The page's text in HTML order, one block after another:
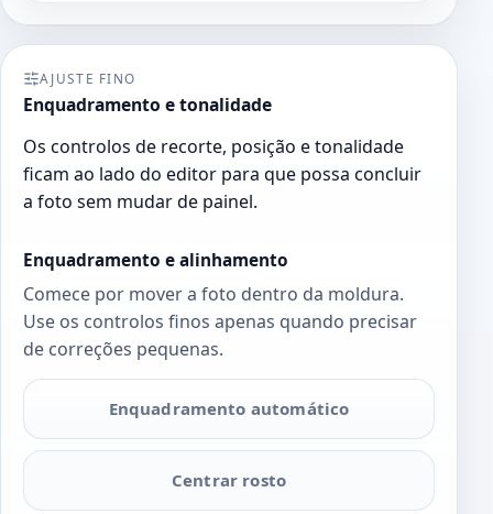
AJUSTE FINO
Enquadramento e tonalidade
Os controlos de recorte, posição e tonalidade
ficam ao lado do editor para que possa concluir
a foto sem mudar de painel.
Enquadramento e alinhamento
Comece por mover a foto dentro da moldura.
Use os controlos finos apenas quando precisar
de correções pequenas.
Enquadramento automático
Centrar rosto